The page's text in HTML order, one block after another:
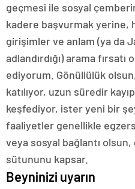
geçmesi ile sosyal
kadere başvurmak yerine,
girişimler ve anlam (ya da
adlandırdığı) arama
ediyorum. Gönüllülük
katılıyor, uzun süredir
keşfediyor, ister yeni bir
faaliyetler genellikle
veya sosyal bağlantı
sütununu kapsar.
Beyninizi uyarın